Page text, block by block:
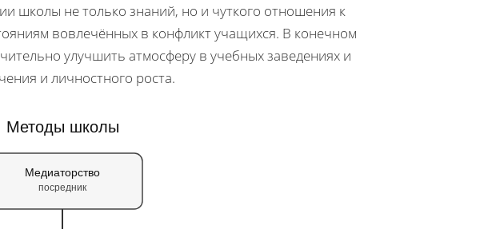
школы не только знаний, но и чуткого отношения к
вовлечённых в конфликт учащихся. В конечном
улучшить атмосферу в учебных заведениях и
и личностного роста.
Методы школы
Медиаторство
посредник